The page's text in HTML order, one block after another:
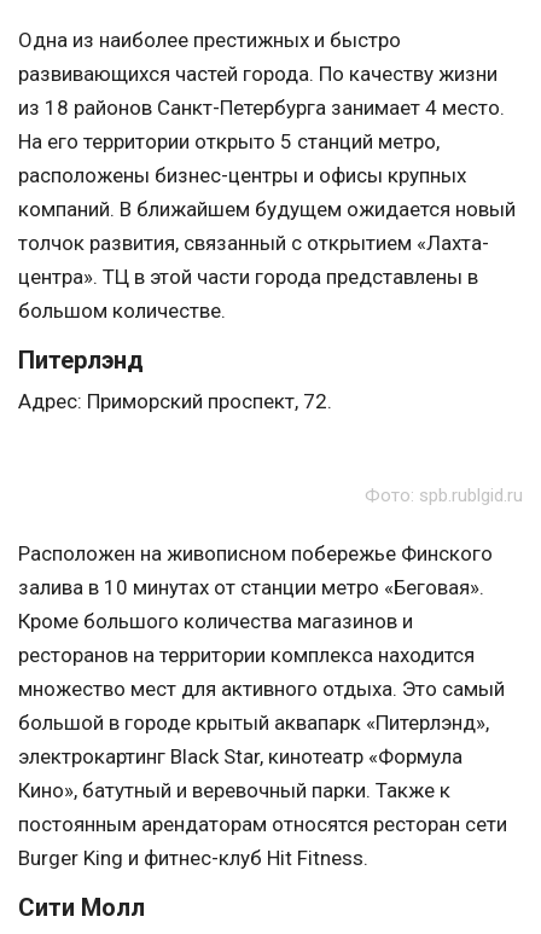
Одна из наиболее престижных и быстро
развивающихся частей города. По качеству жизни
из 18 районов Санкт-Петербурга занимает 4 место.
На его территории открыто 5 станций метро,
расположены бизнес-центры и офисы крупных
компаний. В ближайшем будущем ожидается новый
толчок развития, связанный с открытием «Лахта-
центра». ТЦ в этой части города представлены в
большом количестве.
Питерлэнд
Адрес: Приморский проспект, 72.
Фото: spb.rublgid.ru
Расположен на живописном побережье Финского
залива в 10 минутах от станции метро «Беговая».
Кроме большого количества магазинов и
ресторанов на территории комплекса находится
множество мест для активного отдыха. Это самый
большой в городе крытый аквапарк «Питерлэнд»,
электрокартинг Black Star, кинотеатр «Формула
Кино», батутный и веревочный парки. Также к
постоянным арендаторам относятся ресторан сети
Burger King и фитнес-клуб Hit Fitness.
Сити Молл